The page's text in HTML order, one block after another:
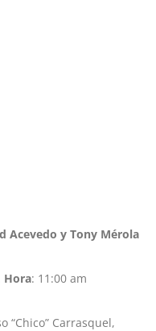
Acevedo y Tony Mérola
Hora: 11:00 am
“Chico” Carrasquel,